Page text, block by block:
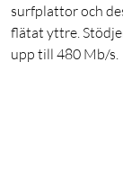
surfplattor och
flätat yttre.
upp till 480 Mb/s.